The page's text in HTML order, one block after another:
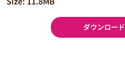
ダウンロード